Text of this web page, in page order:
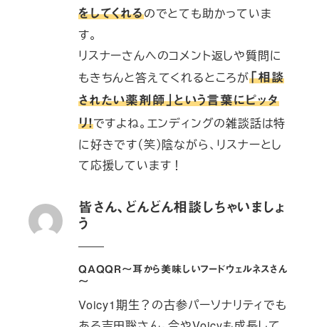
をしてくれるのでとても助かっていま
す。
リスナーさんへのコメント返しや質問に
もきちんと答えてくれるところが「相談
されたい薬剤師」という言葉にピッタ
リ！ですよね。エンディングの雑談話は特
に好きです（笑）陰ながら、リスナーとし
て応援しています！
皆さん、どんどん相談しちゃいましょ
う
QAQQR〜耳から美味しいフードウェルネスさん
〜
Voicy1期生？の古参パーソナリティでも